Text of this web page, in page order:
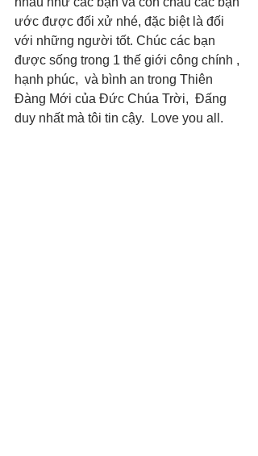
ước được đối xử nhé, đặc biệt là đối
với những người tốt. Chúc các bạn
được sống trong 1 thế giới công chính ,
hạnh phúc,  và bình an trong Thiên
Đàng Mới của Đức Chúa Trời,  Đấng
duy nhất mà tôi tin cậy.  Love you all.